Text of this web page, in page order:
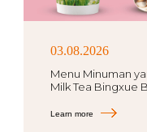
03.08.2026
Menu Minuman
Milk Tea Bingxue
Learn more